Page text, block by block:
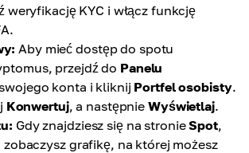
weryfikację KYC i włącz funkcję
Aby mieć dostęp do spotu
przejdź do Panelu
konta i kliknij Portfel osobisty.
Konwertuj, a następnie Wyświetlaj.
Gdy znajdziesz się na stronieSpot,
zobaczysz grafikę, na której możesz